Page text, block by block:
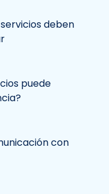
deben
puede
con